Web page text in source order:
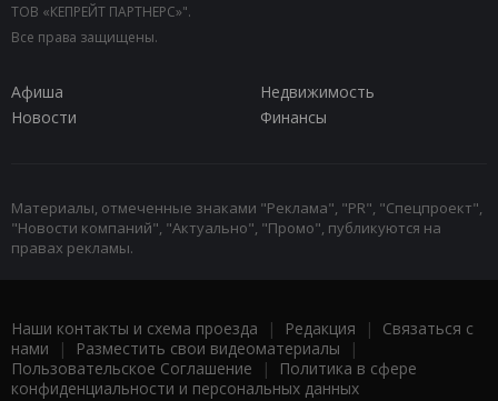
ТОВ «КЕПРЕЙТ ПАРТНЕРС»".
Все права защищены.
Афиша
Недвижимость
Новости
Финансы
Материалы, отмеченные знаками "Реклама", "PR", "Спецпроект",
"Новости компаний", "Актуально", "Промо", публикуются на
правах рекламы.
Наши контакты и схема проезда | Редакция | Связаться с
нами | Разместить свои видеоматериалы |
Пользовательское Соглашение |
Политика в сфере
конфиденциальности и персональных данных